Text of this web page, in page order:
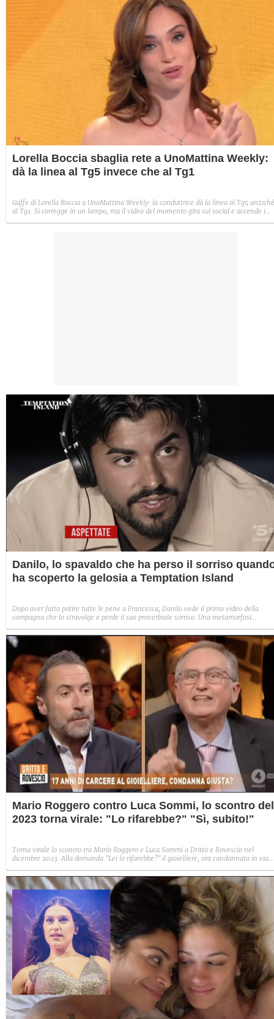
Lorella Boccia sbaglia rete a UnoMattina Weekly:
dà la linea al Tg5 invece che al Tg1
Gaffe di Lorella Boccia a UnoMattina Weekly: la conduttrice dà la linea al Tg5 anziché
al Tg1. Si corregge in un lampo, ma il video del momento gira sui social e accende i
Danilo, lo spavaldo che ha perso il sorriso
ha scoperto la gelosia a Temptation Island
Dopo aver fatto patire tutte le pene a Francesca, Danilo vede il primo video della
compagna che lo stravolge e perde il suo proverbiale sorriso. Una metamorfosi
Mario Roggero contro Luca Sommi, lo scontro del
2023 torna virale: "Lo rifarebbe?" "Sì, subito!"
Torna virale lo scontro tra Mario Roggero e Luca Sommi a Dritto e Rovescio nel
dicembre 2023. Alla domanda "Lei lo rifarebbe?" il gioielliere, ora condannato in via